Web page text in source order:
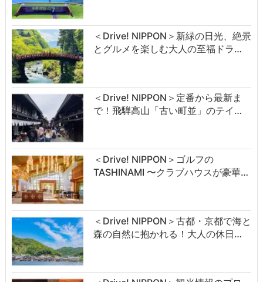
＜Drive! NIPPON＞新緑の日光、絶景
とグルメを楽しむ大人の至福ドラ…
＜Drive! NIPPON＞定番から最新ま
で！飛騨高山「古い町並」のテイ…
＜Drive! NIPPON＞ゴルフの
TASHINAMI 〜クラブハウスが豪華…
＜Drive! NIPPON＞古都・京都で海と
森の自然に抱かれる！大人の休日…